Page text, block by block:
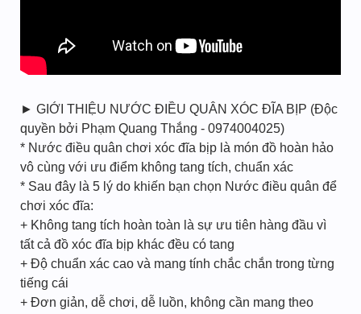
► GIỚI THIỆU NƯỚC ĐIỀU QUÂN XÓC ĐĨA BỊP (Độc
quyền bởi Phạm Quang Thắng - 0974004025)
* Nước điều quân chơi xóc đĩa bịp là món đồ hoàn hảo
vô cùng với ưu điểm không tang tích, chuẩn xác
* Sau đây là 5 lý do khiến bạn chọn Nước điều quân để
chơi xóc đĩa:
+ Không tang tích hoàn toàn là sự ưu tiên hàng đầu vì
tất cả đồ xóc đĩa bịp khác đều có tang
+ Độ chuẩn xác cao và mang tính chắc chắn trong từng
tiếng cái
+ Đơn giản, dễ chơi, dễ luồn, không cần mang theo